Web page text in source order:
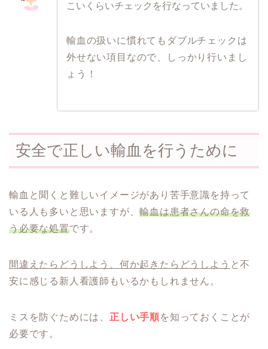
こいくらいチェックを行なっていました。
輸血の扱いに慣れてもダブルチェックは
外せない項目なので、しっかり行いまし
ょう！
安全で正しい輸血を行うために
輸血と聞くと難しいイメージがあり苦手意識を持って
いる人も多いと思いますが、輸血は患者さんの命を救
う必要な処置です。
間違えたらどうしよう、何か起きたらどうしよう と不
安に感じる新人看護師もいるかもしれません。
ミスを防ぐためには、 正しい手順を知っておくことが
必要です。